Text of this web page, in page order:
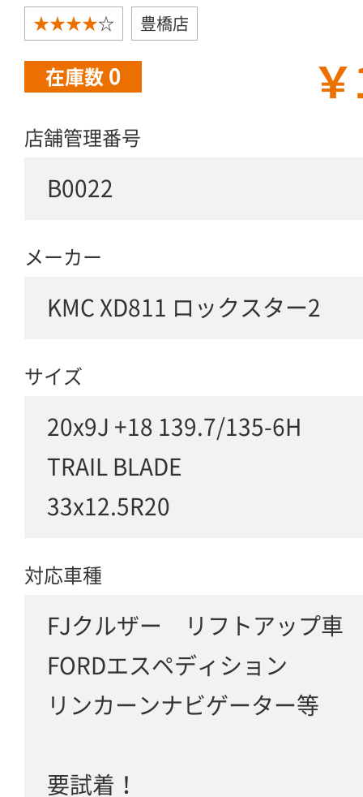
★★★★☆ 豊橋店
在庫数 0
店舗管理番号
B0022
メーカー
KMC XD811 ロックスター2
サイズ
20x9J +18 139.7/135-6H
TRAIL BLADE
33x12.5R20
対応車種
FJクルザー リフトアップ車
FORDエスペディション
リンカーンナビゲーター等
要試着！